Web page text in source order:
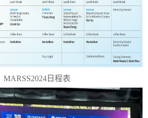
MARSS2024日程表